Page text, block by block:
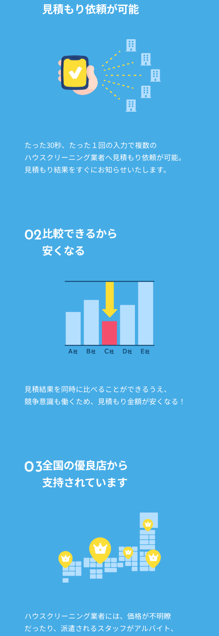
見積もり依頼が可能
たった30秒、たった１回の入力で複数の
ハウスクリーニング業者へ見積もり依頼が可能。
見積もり結果をすぐにお知らせいたします。
比較できるから
安くなる
見積結果を同時に比べることができるうえ、
競争意識も働くため、見積もり金額が安くなる！
全国の優良店から
支持されています
ハウスクリーニング業者には、価格が不明瞭
だったり、派遣されるスタッフがアルバイト、